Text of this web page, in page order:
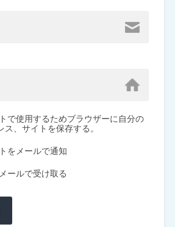
で使用するためブラウザーに自分の
、サイトを保存する。
をメールで通知
ールで受け取る